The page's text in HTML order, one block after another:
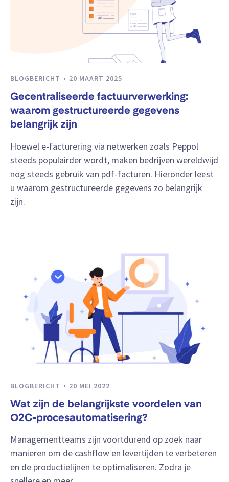
BLOGBERICHT 20 MAART 2025
Gecentraliseerde factuurverwerking:
waarom gestructureerde gegevens
belangrijk zijn
Hoewel e-facturering via netwerken zoals Peppol
steeds populairder wordt, maken bedrijven wereldwijd
nog steeds gebruik van pdf-facturen. Hieronder leest
u waarom gestructureerde gegevens zo belangrijk
zijn.
BLOGBERICHT 20 MEI 2022
Wat zijn de belangrijkste voordelen van
O2C-procesautomatisering?
Managementteams zijn voortdurend op zoek naar
manieren om de cashflow en levertijden te verbeteren
en de productielijnen te optimaliseren. Zodra je